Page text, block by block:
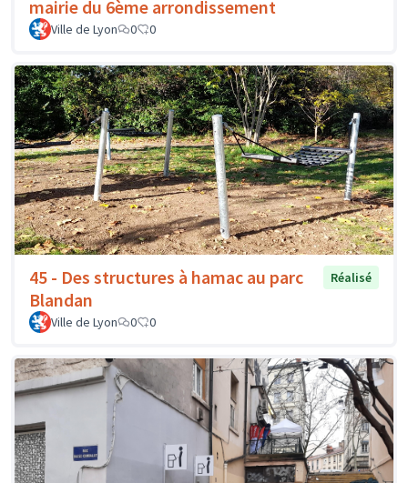
mairie du 6ème arrondissement
Ville de Lyon 0 0
45 - Des structures à hamac au parc
Blandan
Réalisé
Ville de Lyon 0 0